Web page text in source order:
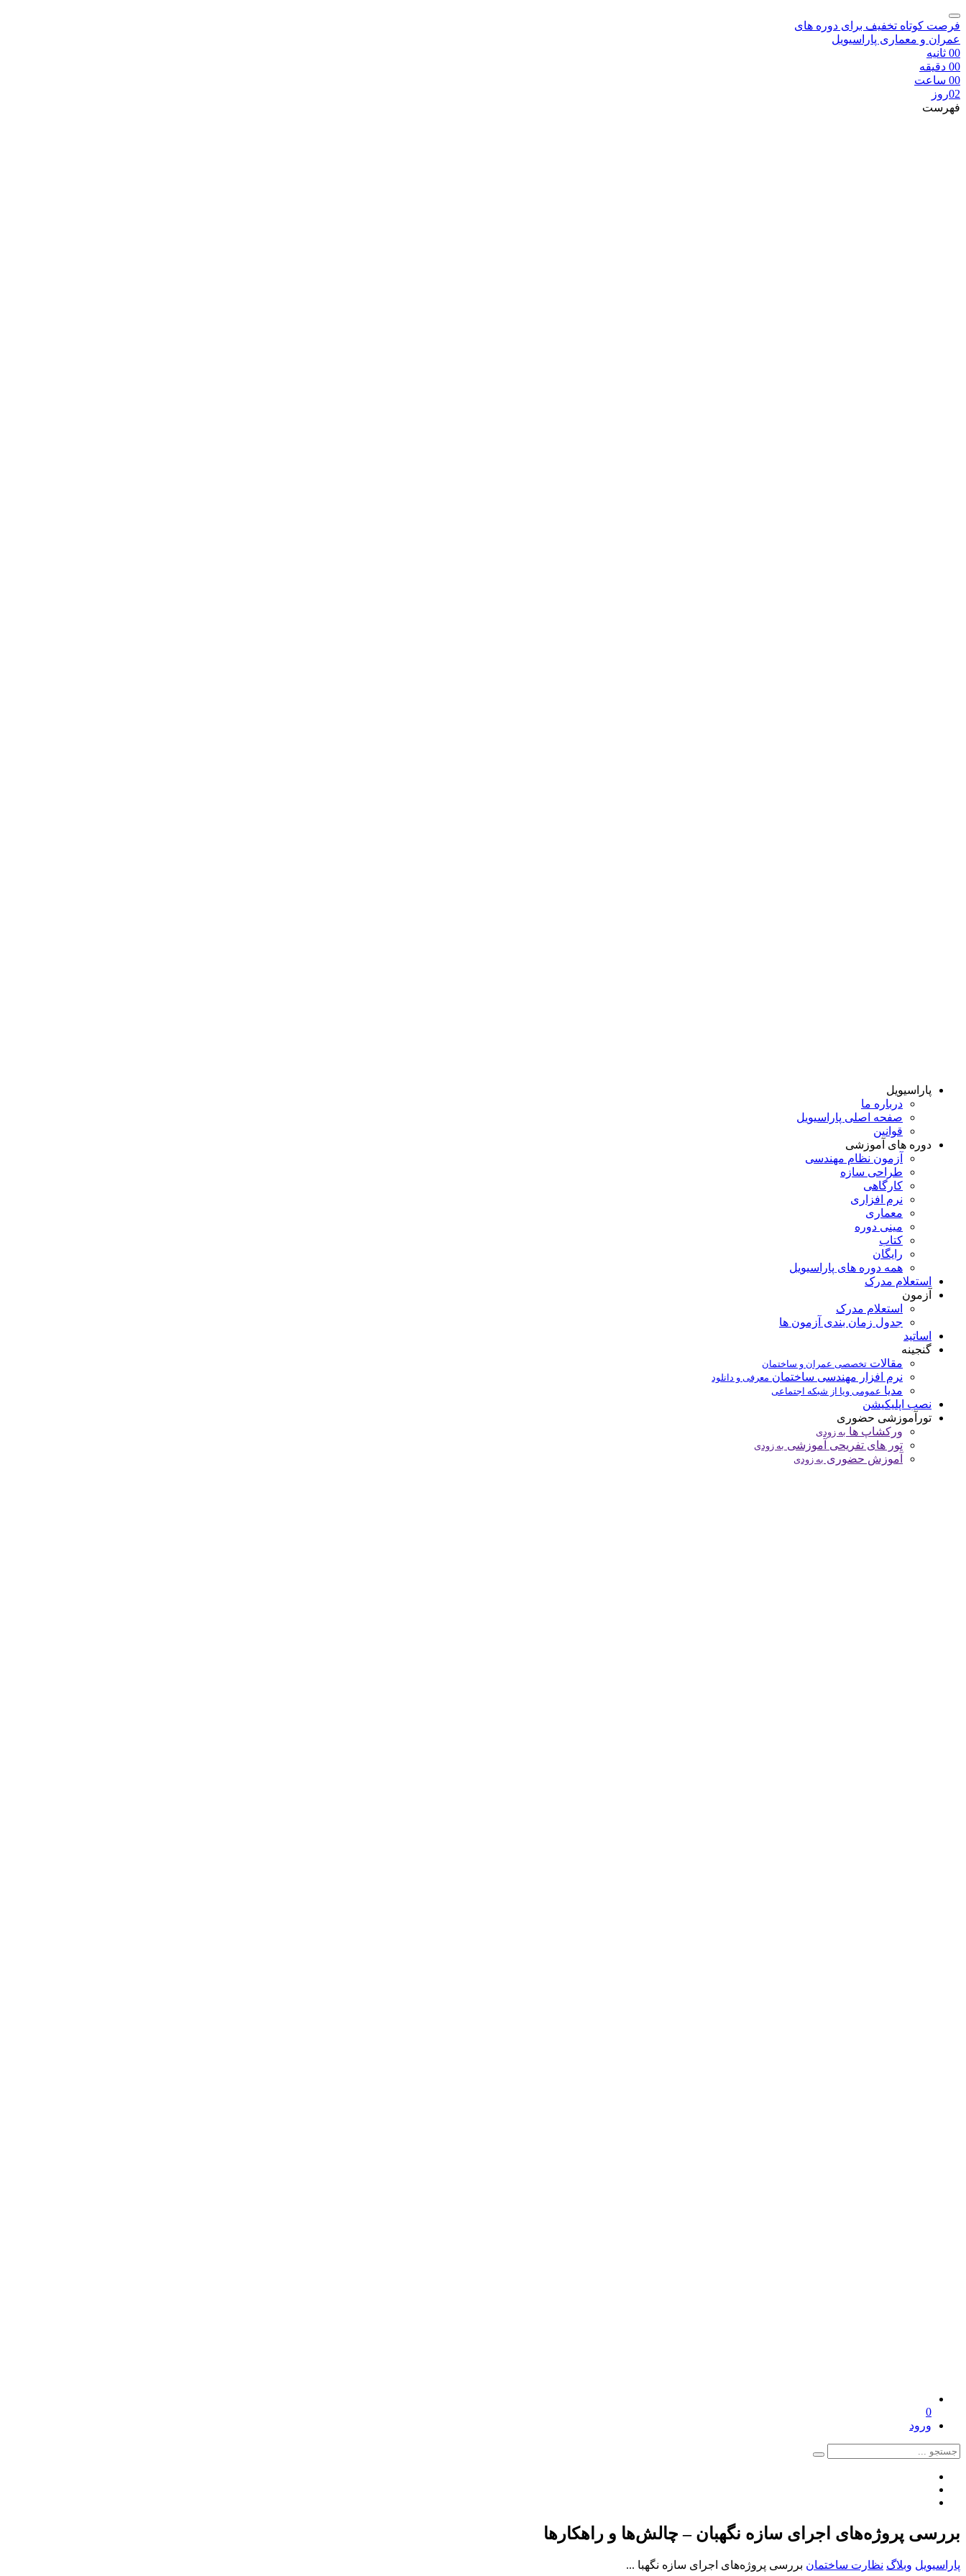
فرصت کوتاه تخفیف برای دوره های
عمران و معماری پاراسیویل
00 ثانیه
00 دقیقه
00 ساعت
02روز
فهرست
پاراسیویل
درباره ما
صفحه اصلی پاراسیویل
قوانین
دوره های آموزشی
آزمون نظام مهندسی
طراحی سازه
کارگاهی
نرم افزاری
معماری
مینی دوره
کتاب
رایگان
همه دوره‌ های پاراسیویل
استعلام مدرک
آزمون
استعلام مدرک
جدول زمان بندی آزمون ها
اساتید
گنجینه
مقالات تخصصی عمران و ساختمان
نرم افزار مهندسی ساختمان معرفی و دانلود
مدیا عمومی ویا از شبکه اجتماعی
نصب اپلیکیشن
تورآموزشی حضوری
ورکشاپ ها به زودی
تور های تفریحی آموزشی به زودی
آموزش حضوری به زودی
0
ورود
بررسی پروژه‌های اجرای سازه نگهبان – چالش‌ها و راهکارها
پاراسیویل وبلاگ نظارت ساختمان بررسی پروژه‌های اجرای سازه نگهبا ...